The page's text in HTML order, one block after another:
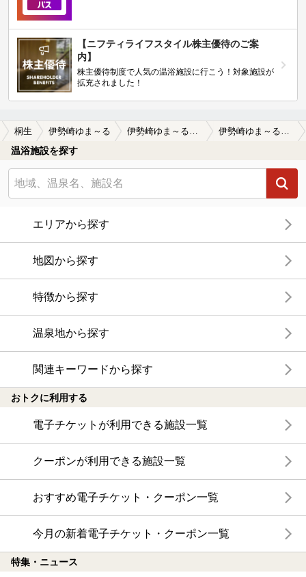
【ニフティライフスタイル株主優待のご案
内】
株主優待制度で人気の温浴施設に行こう！対象施設が
拡充されました！
桐生 伊勢崎ゆま～る
温浴施設を探す
エリアから探す
地図から探す
特徴から探す
温泉地から探す
関連キーワードから探す
おトクに利用する
電子チケットが利用できる施設一覧
クーポンが利用できる施設一覧
おすすめ電子チケット・クーポン一覧
今月の新着電子チケット・クーポン一覧
特集・ニュース